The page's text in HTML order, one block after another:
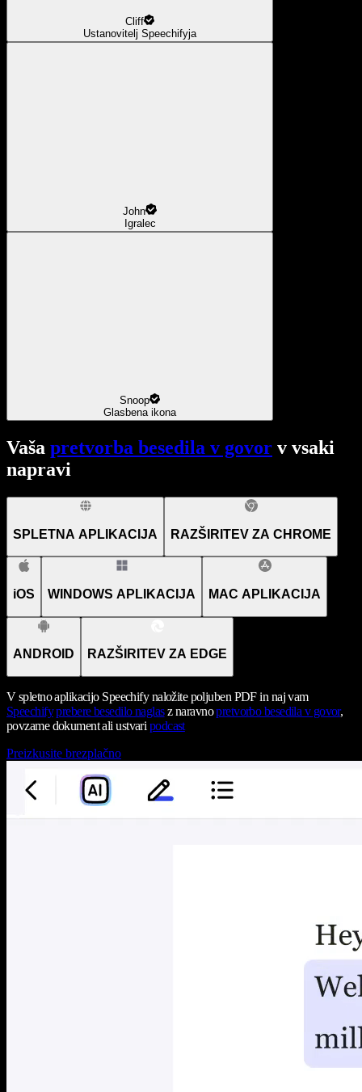
Cliff
Ustanovitelj Speechifyja
John
Igralec
Snoop
Glasbena ikona
Vaša pretvorba besedila v govor v vsaki
napravi
SPLETNA APLIKACIJA RAZŠIRITEV ZA CHROME
iOS WINDOWS APLIKACIJA MAC APLIKACIJA
ANDROID RAZŠIRITEV ZA EDGE
V spletno aplikacijo Speechify naložite poljuben PDF in naj vam
Speechify prebere besedilo naglasz naravnopretvorbo besedila v govor,
povzame dokument ali ustvari podcast
Preizkusite brezplačno